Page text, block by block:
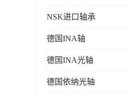
NSK进口轴承
德国INA轴
德国INA光轴
德国依纳光轴